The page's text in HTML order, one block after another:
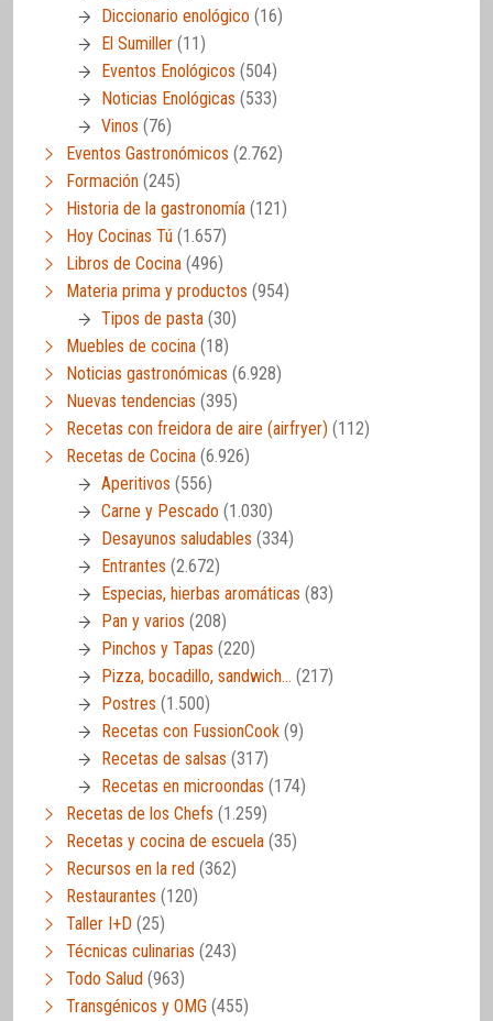
Diccionario enológico (16)
El Sumiller (11)
Eventos Enológicos (504)
Noticias Enológicas (533)
Vinos (76)
Eventos Gastronómicos (2.762)
Formación (245)
Historia de la gastronomía (121)
Hoy Cocinas Tú (1.657)
Libros de Cocina (496)
Materia prima y productos (954)
Tipos de pasta (30)
Muebles de cocina (18)
Noticias gastronómicas (6.928)
Nuevas tendencias (395)
Recetas con freidora de aire (airfryer) (112)
Recetas de Cocina (6.926)
Aperitivos (556)
Carne y Pescado (1.030)
Desayunos saludables (334)
Entrantes (2.672)
Especias, hierbas aromáticas (83)
Pan y varios (208)
Pinchos y Tapas (220)
Pizza, bocadillo, sandwich… (217)
Postres (1.500)
Recetas con FussionCook (9)
Recetas de salsas (317)
Recetas en microondas (174)
Recetas de los Chefs (1.259)
Recetas y cocina de escuela (35)
Recursos en la red (362)
Restaurantes (120)
Taller I+D (25)
Técnicas culinarias (243)
Todo Salud (963)
Transgénicos y OMG (455)